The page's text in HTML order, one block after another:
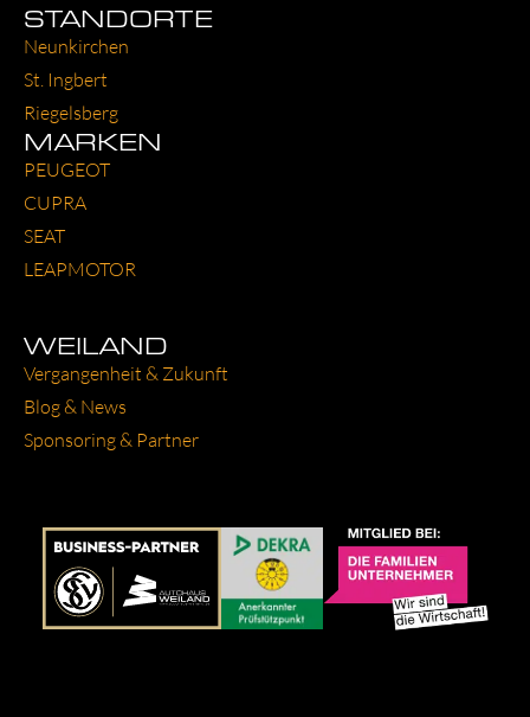
STANDORTE
Neun­kir­chen
St. Ing­bert
Rie­gels­berg
MARKEN
PEU­GEOT
CUP­RA
SEAT
LEAP­MO­TOR
WEILAND
Ver­gan­gen­heit & Zukunft
Blog & News
Spon­so­ring & Part­ner